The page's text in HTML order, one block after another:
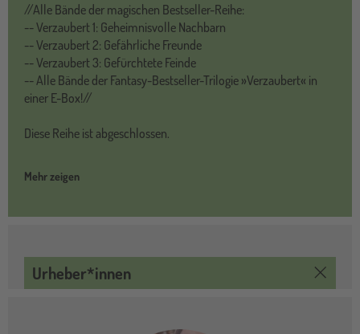
//Alle Bände der magischen Bestseller-Reihe:
-- Verzaubert 1: Geheimnisvolle Nachbarn
-- Verzaubert 2: Gefährliche Freunde
-- Verzaubert 3: Gefürchtete Feinde
-- Alle Bände der Fantasy-Bestseller-Trilogie »Verzaubert« in
einer E-Box!//
Diese Reihe ist abgeschlossen.
Mehr zeigen
Urheber*innen